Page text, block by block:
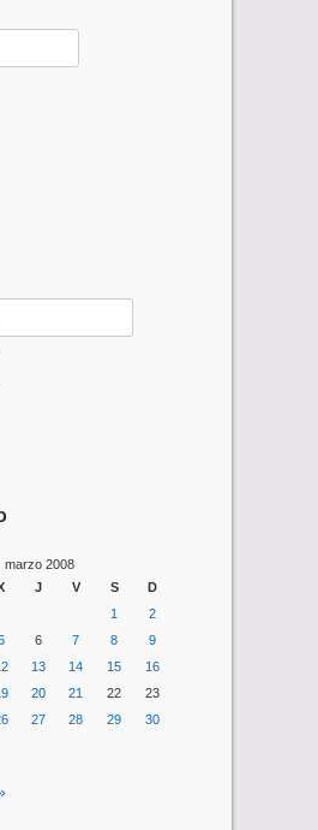
marzo 2008
J V S
D
1
2
6 7 8
9
13 14 15
16
20 21 22
23
27 28 29
30